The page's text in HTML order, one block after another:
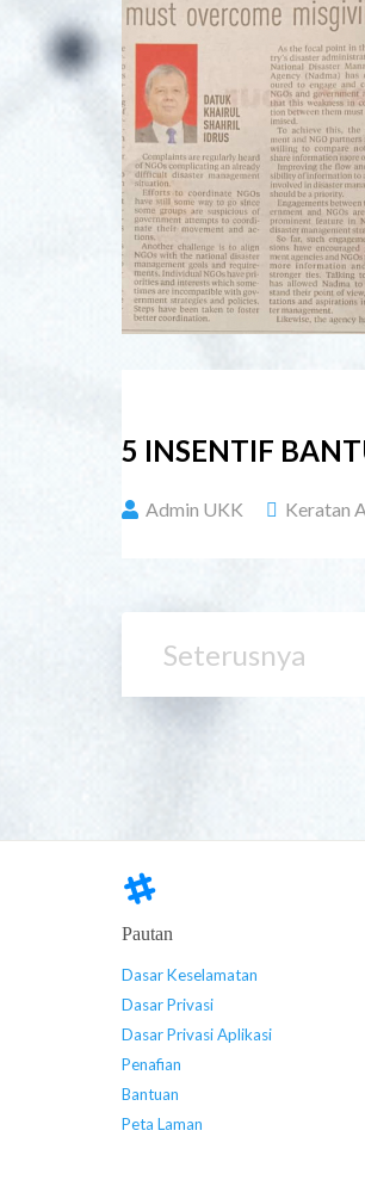
5 INSENTIF
Admin UKK Keratan
Seterusnya
Pautan
Dasar Keselamatan
Dasar Privasi
Dasar Privasi Aplikasi
Penafian
Bantuan
Peta Laman